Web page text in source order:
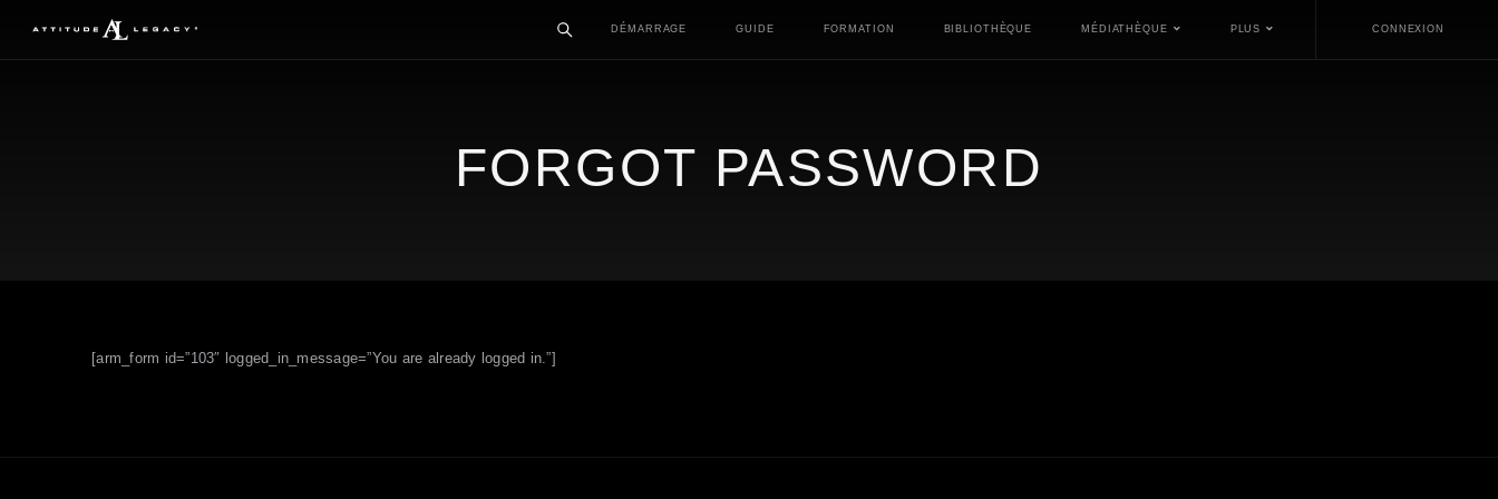
DÉMARRAGE GUIDE FORMATION BIBLIOTHÈQUE MÉDIATHÈQUE PLUS CONNEXION
FORGOT PASSWORD
[arm_form id=”103″ logged_in_message=”You are already logged in.”]